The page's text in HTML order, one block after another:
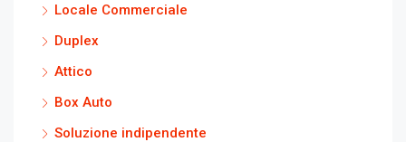
Locale Commerciale
Duplex
Attico
Box Auto
Soluzione indipendente